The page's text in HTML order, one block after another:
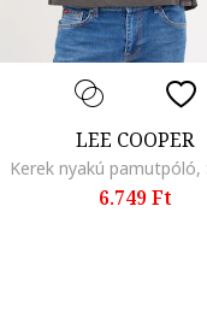
LEE COOPER
6.749 Ft